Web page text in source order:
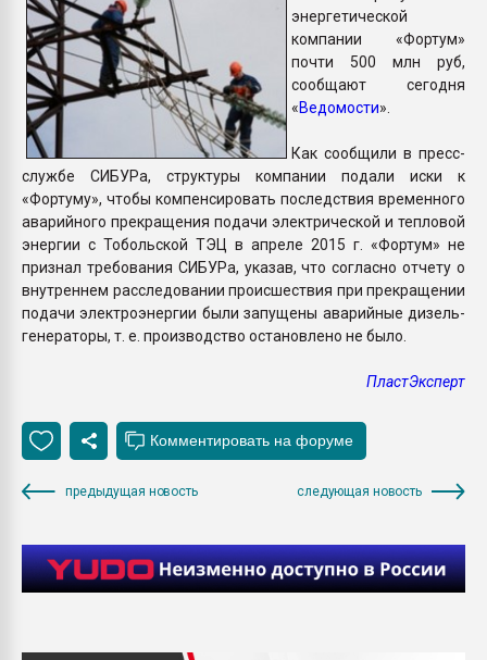
ПЕРЕЙТИ НА
энергетической
компании «Фортум»
почти 500 млн руб,
сообщают сегодня
«Ведомости».
Как сообщили в пресс-
службе СИБУРа, структуры компании подали иски к
«Фортуму», чтобы компенсировать последствия временного
аварийного прекращения подачи электрической и тепловой
энергии с Тобольской ТЭЦ в апреле 2015 г. «Фортум» не
признал требования СИБУРа, указав, что согласно отчету о
внутреннем расследовании происшествия при прекращении
подачи электроэнергии были запущены аварийные дизель-
генераторы, т. е. производство остановлено не было.
ПластЭксперт
предыдущая новость следующая новость